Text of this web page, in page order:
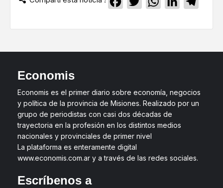
Economis
Economis es el primer diario sobre economía, negocios
y política de la provincia de Misiones. Realizado por un
grupo de periodistas con casi dos décadas de
trayectoria en la profesión en los distintos medios
nacionales y provinciales de primer nivel
La plataforma es enteramente digital
www.economis.com.ar y a través de las redes sociales.
Escríbenos a